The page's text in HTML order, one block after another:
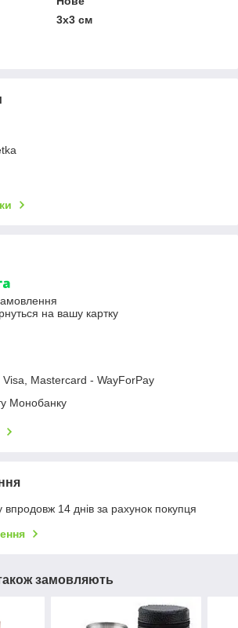
3х3 см
на вашу картку
Mastercard - WayForPay
Монобанку
14 днів за рахунок покупця
замовляють